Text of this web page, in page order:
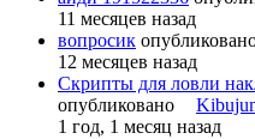
11 месяцев назад
вопросик
12 месяцев назад
Скрипты для ловли
опубликовано
1 год, 1 месяц назад